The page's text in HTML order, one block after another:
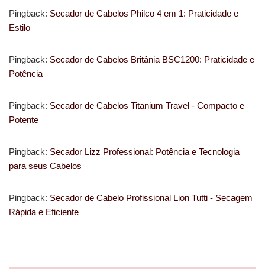
Pingback: Secador de Cabelos Philco 4 em 1: Praticidade e
Estilo
Pingback: Secador de Cabelos Britânia BSC1200: Praticidade e
Potência
Pingback: Secador de Cabelos Titanium Travel - Compacto e
Potente
Pingback: Secador Lizz Professional: Potência e Tecnologia
para seus Cabelos
Pingback: Secador de Cabelo Profissional Lion Tutti - Secagem
Rápida e Eficiente